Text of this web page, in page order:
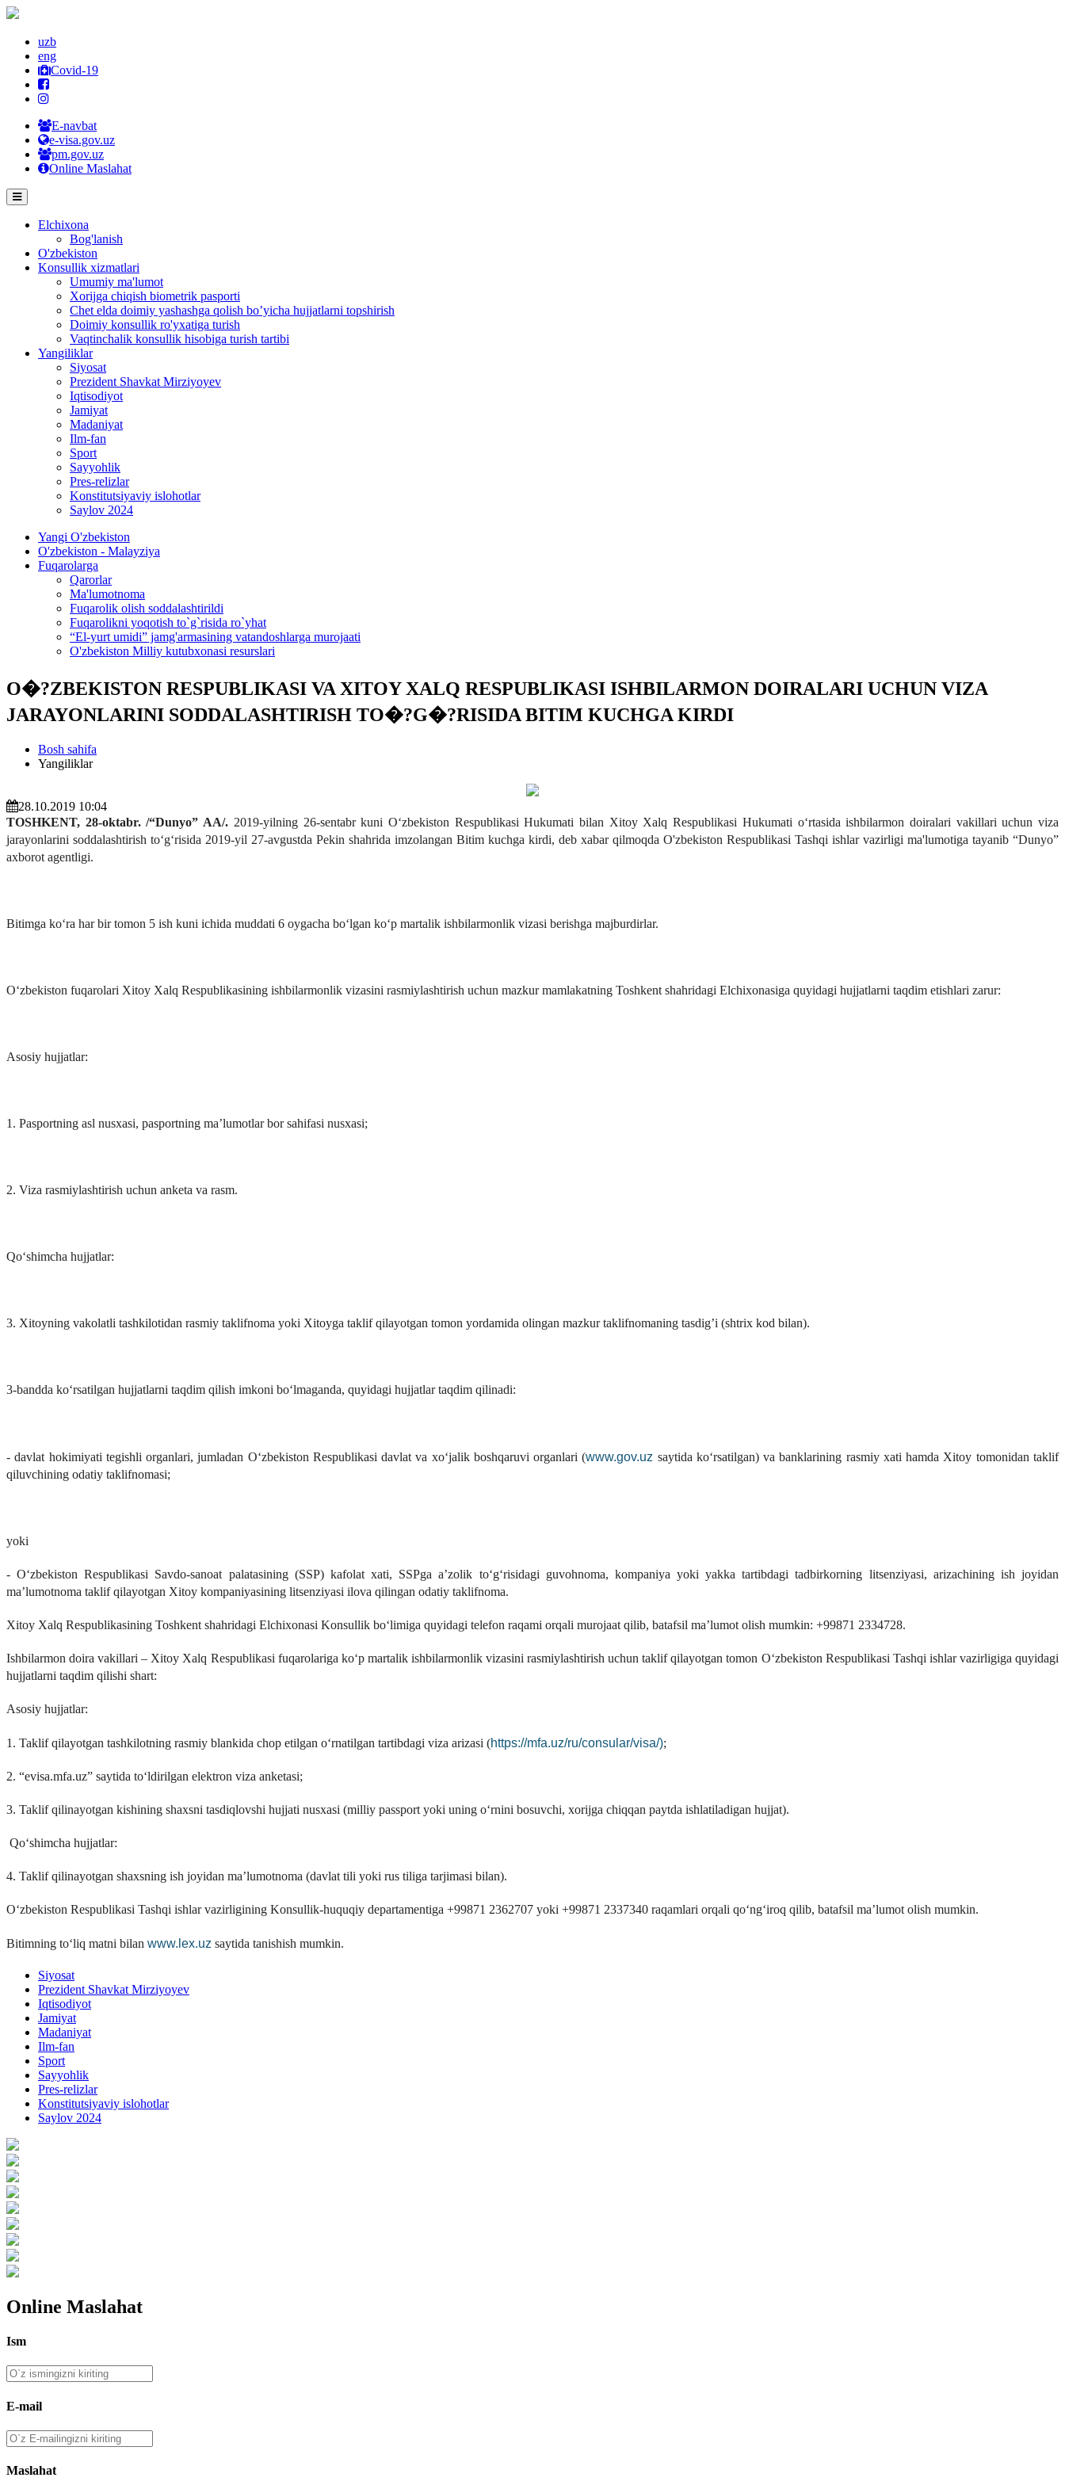
uzb
eng
Covid-19
E-navbat
e-visa.gov.uz
pm.gov.uz
Online Maslahat
Elchixona
Bog'lanish
O'zbekiston
Konsullik xizmatlari
Umumiy ma'lumot
Xorijga chiqish biometrik pasporti
Chet elda doimiy yashashga qolish bo’yicha hujjatlarni topshirish
Doimiy konsullik ro'yxatiga turish
Vaqtinchalik konsullik hisobiga turish tartibi
Yangiliklar
Siyosat
Prezident Shavkat Mirziyoyev
Iqtisodiyot
Jamiyat
Madaniyat
Ilm-fan
Sport
Sayyohlik
Pres-relizlar
Konstitutsiyaviy islohotlar
Saylov 2024
Yangi O'zbekiston
O'zbekiston - Malayziya
Fuqarolarga
Qarorlar
Ma'lumotnoma
Fuqarolik olish soddalashtirildi
Fuqarolikni yoqotish to`g`risida ro`yhat
“El-yurt umidi” jamg'armasining vatandoshlarga murojaati
O'zbekiston Milliy kutubxonasi resurslari
O�?ZBEKISTON RESPUBLIKASI VA XITOY XALQ RESPUBLIKASI ISHBILARMON DOIRALARI UCHUN VIZA
JARAYONLARINI SODDALASHTIRISH TO�?G�?RISIDA BITIM KUCHGA KIRDI
Bosh sahifa
Yangiliklar
28.10.2019 10:04
TOSHKENT, 28-oktabr. /“Dunyo” AA/. 2019-yilning 26-sentabr kuni O‘zbekiston Respublikasi Hukumati bilan Xitoy Xalq Respublikasi Hukumati o‘rtasida ishbilarmon doiralari vakillari uchun viza
jarayonlarini soddalashtirish to‘g‘risida 2019-yil 27-avgustda Pekin shahrida imzolangan Bitim kuchga kirdi, deb xabar qilmoqda O'zbekiston Respublikasi Tashqi ishlar vazirligi ma'lumotiga tayanib “Dunyo”
axborot agentligi.
Bitimga ko‘ra har bir tomon 5 ish kuni ichida muddati 6 oygacha bo‘lgan ko‘p martalik ishbilarmonlik vizasi berishga majburdirlar.
O‘zbekiston fuqarolari Xitoy Xalq Respublikasining ishbilarmonlik vizasini rasmiylashtirish uchun mazkur mamlakatning Toshkent shahridagi Elchixonasiga quyidagi hujjatlarni taqdim etishlari zarur:
Asosiy hujjatlar:
1. Pasportning asl nusxasi, pasportning ma’lumotlar bor sahifasi nusxasi;
2. Viza rasmiylashtirish uchun anketa va rasm.
Qo‘shimcha hujjatlar:
3. Xitoyning vakolatli tashkilotidan rasmiy taklifnoma yoki Xitoyga taklif qilayotgan tomon yordamida olingan mazkur taklifnomaning tasdig’i (shtrix kod bilan).
3-bandda ko‘rsatilgan hujjatlarni taqdim qilish imkoni bo‘lmaganda, quyidagi hujjatlar taqdim qilinadi:
- davlat hokimiyati tegishli organlari, jumladan O‘zbekiston Respublikasi davlat va xo‘jalik boshqaruvi organlari (www.gov.uz saytida ko‘rsatilgan) va banklarining rasmiy xati hamda Xitoy tomonidan taklif
qiluvchining odatiy taklifnomasi;
yoki
- O‘zbekiston Respublikasi Savdo-sanoat palatasining (SSP) kafolat xati, SSPga a’zolik to‘g‘risidagi guvohnoma, kompaniya yoki yakka tartibdagi tadbirkorning litsenziyasi, arizachining ish joyidan
ma’lumotnoma taklif qilayotgan Xitoy kompaniyasining litsenziyasi ilova qilingan odatiy taklifnoma.
Xitoy Xalq Respublikasining Toshkent shahridagi Elchixonasi Konsullik bo‘limiga quyidagi telefon raqami orqali murojaat qilib, batafsil ma’lumot olish mumkin: +99871 2334728.
Ishbilarmon doira vakillari – Xitoy Xalq Respublikasi fuqarolariga ko‘p martalik ishbilarmonlik vizasini rasmiylashtirish uchun taklif qilayotgan tomon O‘zbekiston Respublikasi Tashqi ishlar vazirligiga quyidagi
hujjatlarni taqdim qilishi shart:
Asosiy hujjatlar:
1. Taklif qilayotgan tashkilotning rasmiy blankida chop etilgan o‘rnatilgan tartibdagi viza arizasi (https://mfa.uz/ru/consular/visa/);
2. “evisa.mfa.uz” saytida to‘ldirilgan elektron viza anketasi;
3. Taklif qilinayotgan kishining shaxsni tasdiqlovshi hujjati nusxasi (milliy passport yoki uning o‘rnini bosuvchi, xorijga chiqqan paytda ishlatiladigan hujjat).
Qo‘shimcha hujjatlar:
4. Taklif qilinayotgan shaxsning ish joyidan ma’lumotnoma (davlat tili yoki rus tiliga tarjimasi bilan).
O‘zbekiston Respublikasi Tashqi ishlar vazirligining Konsullik-huquqiy departamentiga +99871 2362707 yoki +99871 2337340 raqamlari orqali qo‘ng‘iroq qilib, batafsil ma’lumot olish mumkin.
Bitimning to‘liq matni bilan www.lex.uz saytida tanishish mumkin.
Siyosat
Prezident Shavkat Mirziyoyev
Iqtisodiyot
Jamiyat
Madaniyat
Ilm-fan
Sport
Sayyohlik
Pres-relizlar
Konstitutsiyaviy islohotlar
Saylov 2024
Online Maslahat
Ism
E-mail
Maslahat